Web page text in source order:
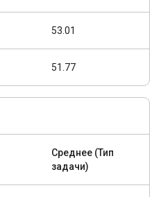
53.01
51.77
Среднее (Тип
задачи)